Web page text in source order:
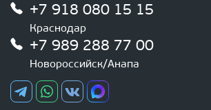
+7 918 080 15 15
Краснодар
+7 989 288 77 00
Новороссийск/Анапа